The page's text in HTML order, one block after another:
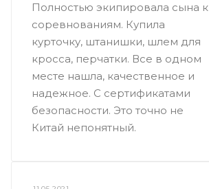
Полностью экипировала сына к
соревнованиям. Купила
курточку, штанишки, шлем для
кросса, перчатки. Все в одном
месте нашла, качественное и
надежное. С сертификатами
безопасности. Это точно не
Китай непонятный.